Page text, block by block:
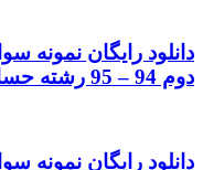
دوم 94 – 95 رشته حسابداری